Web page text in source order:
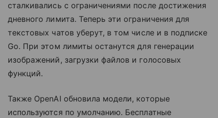
сталкивались с ограничениями после достижения
дневного лимита. Теперь эти ограничения для
текстовых чатов уберут, в том числе и в подписке
Go. При этом лимиты останутся для генерации
изображений, загрузки файлов и голосовых
функций.
Также OpenAI обновила модели, которые
используются по умолчанию. Бесплатные